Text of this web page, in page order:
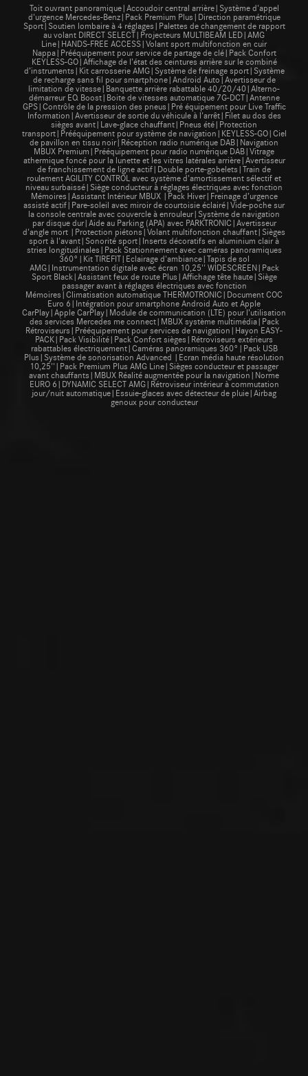
Toit ouvrant panoramique|Accoudoir central arrière|Système d'appel
d'urgence Mercedes-Benz|Pack Premium Plus|Direction paramétrique
Sport|Soutien lombaire à 4 réglages|Palettes de changement de rapport
au volant DIRECT SELECT|Projecteurs MULTIBEAM LED|AMG
Line|HANDS-FREE ACCESS|Volant sport multifonction en cuir
Nappa|Prééquipement pour service de partage de clé|Pack Confort
KEYLESS-GO|Affichage de l’état des ceintures arrière sur le combiné
d’instruments|Kit carrosserie AMG|Système de freinage sport|Système
de recharge sans fil pour smartphone|Android Auto|Avertisseur de
limitation de vitesse|Banquette arrière rabattable 40/20/40|Alterno-
démarreur EQ Boost|Boite de vitesses automatique 7G-DCT|Antenne
GPS|Contrôle de la pression des pneus|Pré équipement pour Live Traffic
Information|Avertisseur de sortie du véhicule à l'arrêt|Filet au dos des
sièges avant|Lave-glace chauffant|Pneus été|Protection
transport|Prééquipement pour système de navigation|KEYLESS-GO|Ciel
de pavillon en tissu noir|Réception radio numérique DAB|Navigation
MBUX Premium|Prééquipement pour radio numérique DAB|Vitrage
athermique foncé pour la lunette et les vitres latérales arrière|Avertisseur
de franchissement de ligne actif|Double porte-gobelets|Train de
roulement AGILITY CONTROL avec système d'amortissement sélectif et
niveau surbaissé|Siège conducteur à réglages électriques avec fonction
Mémoires|Assistant Intérieur MBUX |Pack Hiver|Freinage d’urgence
assisté actif|Pare-soleil avec miroir de courtoisie éclairé|Vide-poche sur
la console centrale avec couvercle à enrouleur|Système de navigation
par disque dur|Aide au Parking (APA) avec PARKTRONIC|Avertisseur
d'angle mort |Protection piétons|Volant multifonction chauffant|Sièges
sport à l'avant|Sonorité sport|Inserts décoratifs en aluminium clair à
stries longitudinales|Pack Stationnement avec caméras panoramiques
360°|Kit TIREFIT|Eclairage d'ambiance|Tapis de sol
AMG|Instrumentation digitale avec écran 10,25'' WIDESCREEN|Pack
Sport Black|Assistant feux de route Plus|Affichage tête haute|Siège
passager avant à réglages électriques avec fonction
Mémoires|Climatisation automatique THERMOTRONIC|Document COC
Euro 6|Intégration pour smartphone Android Auto et Apple
CarPlay|Apple CarPlay|Module de communication (LTE) pour l’utilisation
des services Mercedes me connect|MBUX système multimédia|Pack
Rétroviseurs|Prééquipement pour services de navigation|Hayon EASY-
PACK|Pack Visibilité|Pack Confort sièges|Rétroviseurs extérieurs
rabattables électriquement|Caméras panoramiques 360°|Pack USB
Plus|Système de sonorisation Advanced |Ecran média haute résolution
10,25''|Pack Premium Plus AMG Line|Sièges conducteur et passager
avant chauffants|MBUX Réalité augmentée pour la navigation|Norme
EURO 6|DYNAMIC SELECT AMG|Rétroviseur intérieur à commutation
jour/nuit automatique|Essuie-glaces avec détecteur de pluie|Airbag
genoux pour conducteur